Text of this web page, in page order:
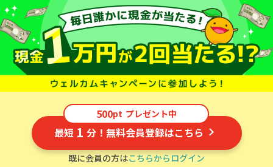
500pt プレゼント中
最短 1 分！無料会員登録はこちら
既に会員の方はこちらからログイン